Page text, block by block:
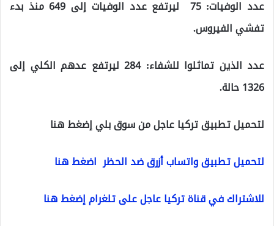
عدد الوفيات: 75 ليرتفع عدد الوفيات إلى 649 منذ بدء
تفشي الفيروس.
عدد الذين تماثلوا للشفاء: 284 ليرتفع عدهم الكلي إلى
1326 حالة.
لتحميل تطبيق تركيا عاجل من سوق بلي إضغط هنا
لتحميل تطبيق واتساب أزرق ضد الحظر اضغط هنا
للاشتراك في قناة تركيا عاجل على تلغرام إضغط هنا